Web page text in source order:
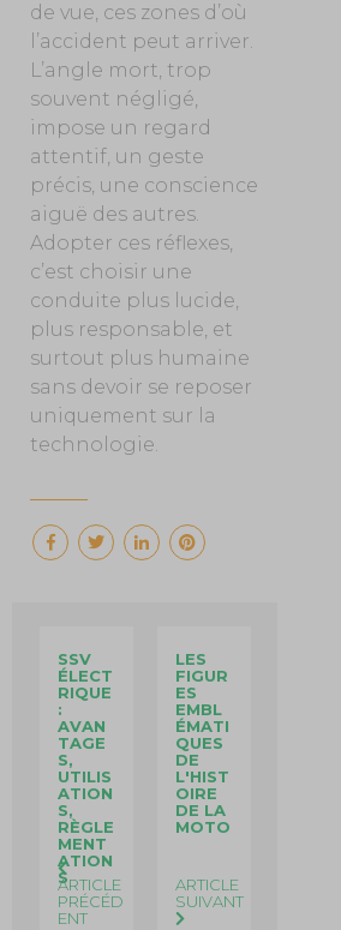
de vue, ces zones d’où
l’accident peut arriver.
L’angle mort, trop
souvent négligé,
impose un regard
attentif, un geste
précis, une conscience
aiguë des autres.
Adopter ces réflexes,
c’est choisir une
conduite plus lucide,
plus responsable, et
surtout plus humaine
sans devoir se reposer
uniquement sur la
technologie.
SSV
ÉLECT
RIQUE
:
AVAN
TAGE
S,
UTILIS
ATION
S,
RÈGLE
MENT
ATION
S
ARTICLE
PRÉCÉD
ENT
LES
FIGUR
ES
EMBL
ÉMATI
QUES
DE
L'HIST
OIRE
DE LA
MOTO
ARTICLE
SUIVANT